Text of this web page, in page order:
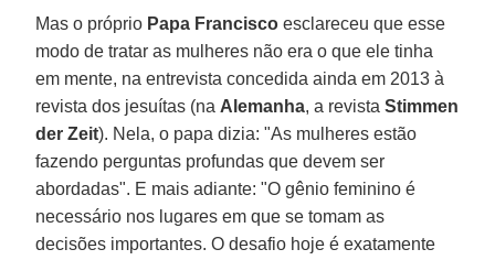
Mas o próprio Papa Francisco esclareceu que esse
modo de tratar as mulheres não era o que ele tinha
em mente, na entrevista concedida ainda em 2013 à
revista dos jesuítas (na Alemanha, a revistaStimmen
der Zeit). Nela, o papa dizia: "As mulheres estão
fazendo perguntas profundas que devem ser
abordadas". E mais adiante: "O gênio feminino é
necessário nos lugares em que se tomam as
decisões importantes. O desafio hoje é exatamente